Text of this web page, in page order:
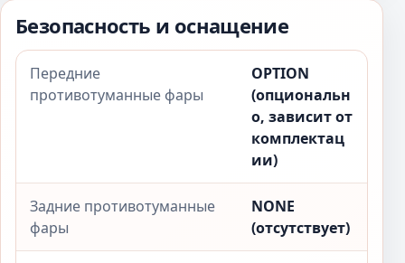
Безопасность и оснащение
Передние
противотуманные фары
OPTION
(опциональн
о, зависит от
комплектац
ии)
Задние противотуманные
фары
NONE
(отсутствует)